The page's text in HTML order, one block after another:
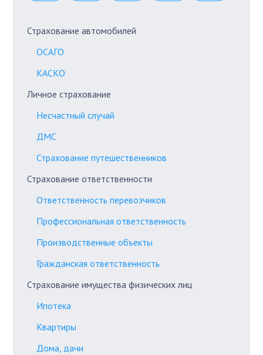
Страхование автомобилей
ОСАГО
КАСКО
Личное страхование
Несчастный случай
ДМС
Страхование путешественников
Страхование ответственности
Ответственность перевозчиков
Профессиональная ответственность
Производственные объекты
Гражданская ответственность
Страхование имущества физических лиц
Ипотека
Квартиры
Дома, дачи